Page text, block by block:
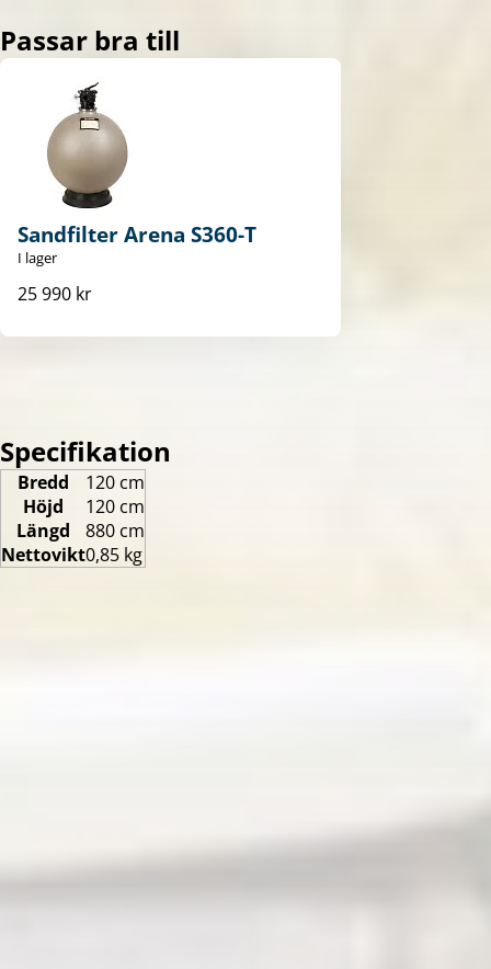
Passar bra till
Sandfilter Arena S360-T
I lager
25 990 kr
Specifikation
Bredd
120 cm
Höjd
120 cm
Längd
880 cm
Nettovikt0,85 kg